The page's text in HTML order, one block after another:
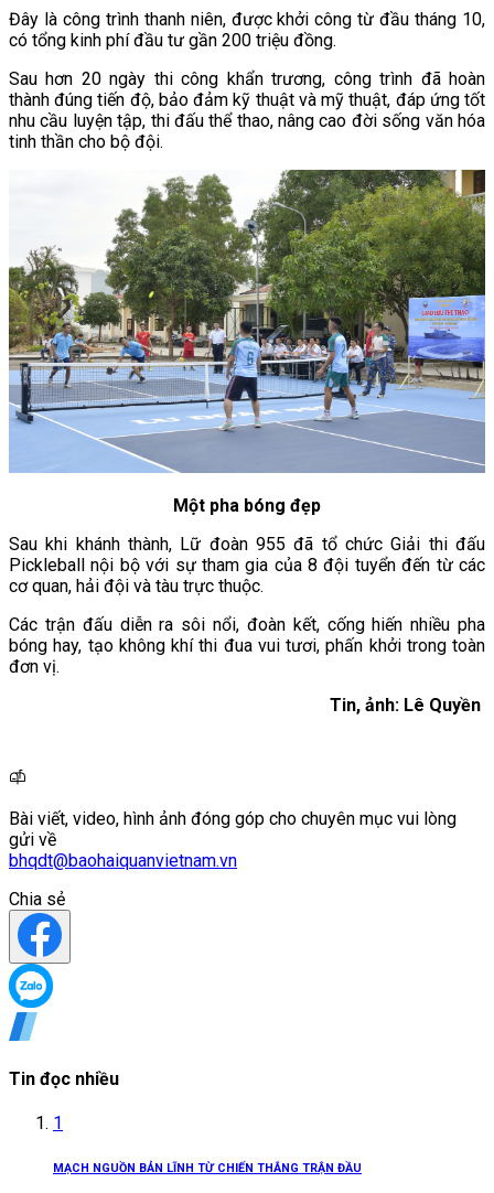
Đây là công trình thanh niên, được khởi công từ đầu tháng 10,
có tổng kinh phí đầu tư gần 200 triệu đồng.
Sau hơn 20 ngày thi công khẩn trương, công trình đã hoàn
thành đúng tiến độ, bảo đảm kỹ thuật và mỹ thuật, đáp ứng tốt
nhu cầu luyện tập, thi đấu thể thao, nâng cao đời sống văn hóa
tinh thần cho bộ đội.
Một pha bóng đẹp
Sau khi khánh thành, Lữ đoàn 955 đã tổ chức Giải thi đấu
Pickleball nội bộ với sự tham gia của 8 đội tuyển đến từ các
cơ quan, hải đội và tàu trực thuộc.
Các trận đấu diễn ra sôi nổi, đoàn kết, cống hiến nhiều pha
bóng hay, tạo không khí thi đua vui tươi, phấn khởi trong toàn
đơn vị.
Tin, ảnh: Lê Quyền
Bài viết, video, hình ảnh đóng góp cho chuyên mục vui lòng
gửi về
bhqdt@baohaiquanvietnam.vn
Chia sẻ
Tin đọc nhiều
1
MẠCH NGUỒN BẢN LĨNH TỪ CHIẾN THẮNG TRẬN ĐẦU